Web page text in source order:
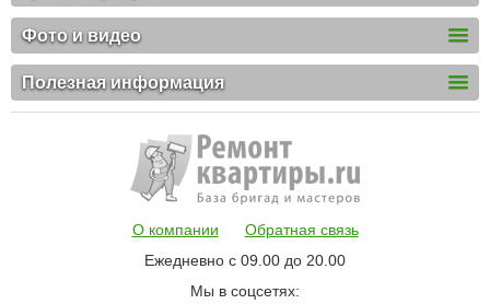
Фото и видео
Полезная информация
О компании
Обратная связь
Ежедневно с 09.00 до 20.00
Мы в соцсетях: